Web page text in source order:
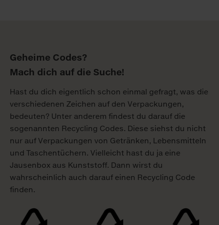
Geheime Codes?
Mach dich auf die Suche!
Hast du dich eigentlich schon einmal gefragt, was die
verschiedenen Zeichen auf den Verpackungen,
bedeuten? Unter anderem findest du darauf die
sogenannten Recycling Codes. Diese siehst du nicht
nur auf Verpackungen von Getränken, Lebensmitteln
und Taschentüchern. Vielleicht hast du ja eine
Jausenbox aus Kunststoff. Dann wirst du
wahrscheinlich auch darauf einen Recycling Code
finden.